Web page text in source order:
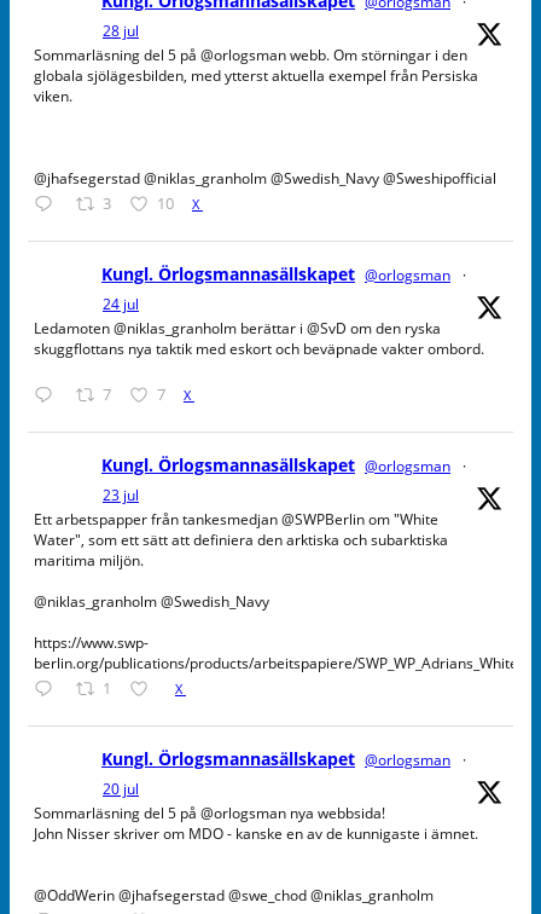
28 jul
Sommarläsning del 5 på @orlogsman webb. Om störningar i den
globala sjölägesbilden, med ytterst aktuella exempel från Persiska
viken.
@jhafsegerstad @niklas_granholm @Swedish_Navy @Sweshipofficial
3 10 X
Kungl. Örlogsmannasällskapet @orlogsman
·
24 jul
Ledamoten @niklas_granholm berättar i @SvD om den ryska
skuggflottans nya taktik med eskort och beväpnade vakter ombord.
7 7 X
Kungl. Örlogsmannasällskapet @orlogsman
·
23 jul
Ett arbetspapper från tankesmedjan @SWPBerlin om "White
Water", som ett sätt att definiera den arktiska och subarktiska
maritima miljön.
@niklas_granholm @Swedish_Navy
https://www.swp-
berlin.org/publications/products/arbeitspapiere/
1 X
Kungl. Örlogsmannasällskapet @orlogsman
·
20 jul
Sommarläsning del 5 på @orlogsman nya webbsida!
John Nisser skriver om MDO - kanske en av de kunnigaste i ämnet.
@OddWerin @jhafsegerstad @swe_chod @niklas_granholm